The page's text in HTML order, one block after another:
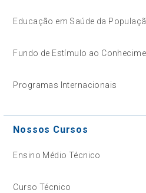
Educação em Saúde da
Fundo de Estímulo ao
Programas Internacionais
Nossos Cursos
Ensino Médio Técnico
Curso Técnico